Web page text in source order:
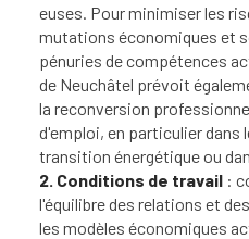
euses. Pour minimiser les
mutations économiques et
pénuries de compétences
de Neuchâtel prévoit
la reconversion
d'emploi, en particulier dans
transition énergétique ou
​2. ​Conditions de travail :
l'équilibre des relations et
les modèles économiques